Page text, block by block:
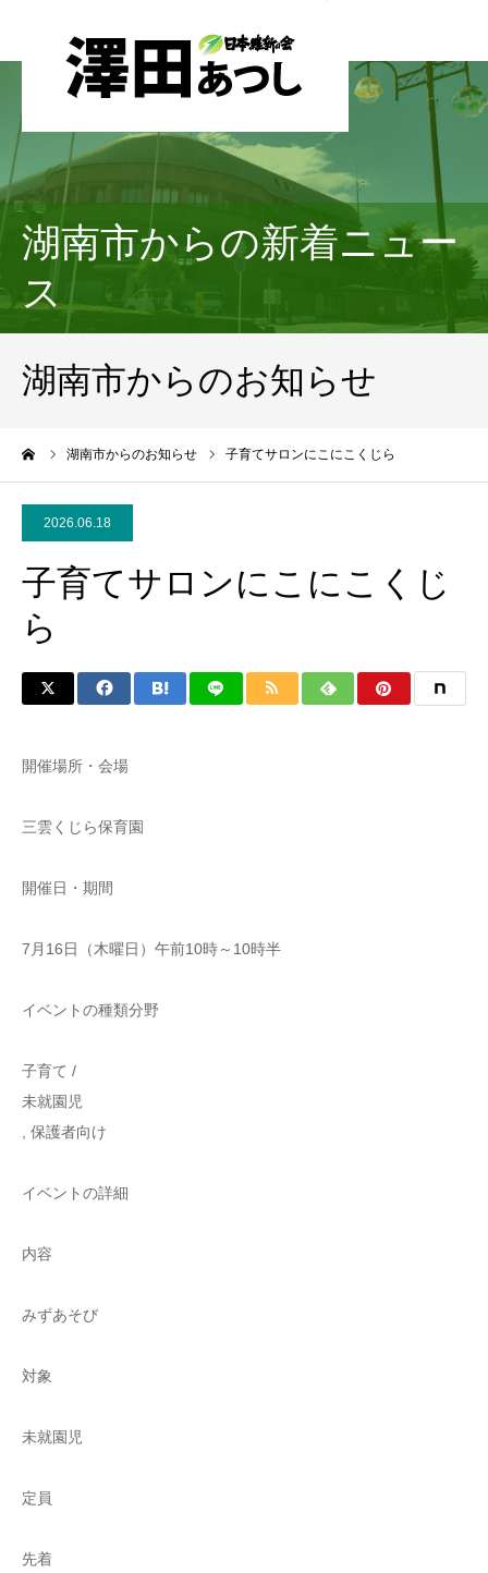
湖南市からの新着ニュー
ス
湖南市からのお知らせ
湖南市からのお知らせ 子育てサロンにこにこくじら
2026.06.18
子育てサロンにこにこくじ
ら
開催場所・会場
三雲くじら保育園
開催日・期間
7月16日（木曜日）午前10時～10時半
イベントの種類分野
子育て /
未就園児
, 保護者向け
イベントの詳細
内容
みずあそび
対象
未就園児
定員
先着